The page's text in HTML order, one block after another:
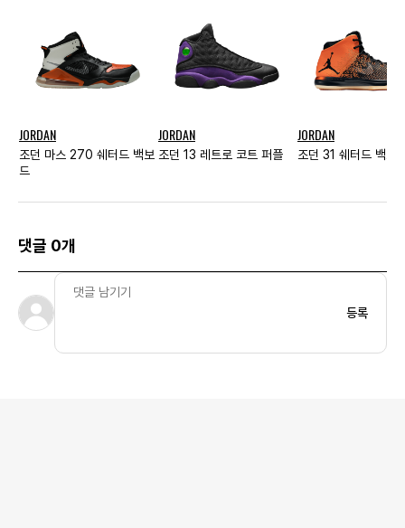
JORDAN
조던 마스 270 쉐터드 백보
드
JORDAN
조던 13 레트로 코트 퍼플
JORDAN
조던 31 쉐터드 백보
댓글 0개
등록